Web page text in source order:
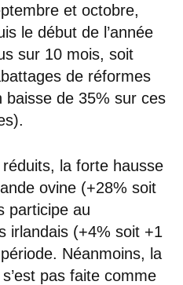
et octobre,
le début de l’année
sur 10 mois, soit
de réformes
baisse de 35% sur ces
la forte hausse
ovine (+28% soit
participe au
irlandais (+4% soit +1
Néanmoins, la
pas faite comme